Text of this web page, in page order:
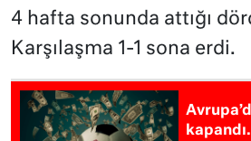
4 hafta sonunda attığı
Karşılaşma 1-1 sona erdi.